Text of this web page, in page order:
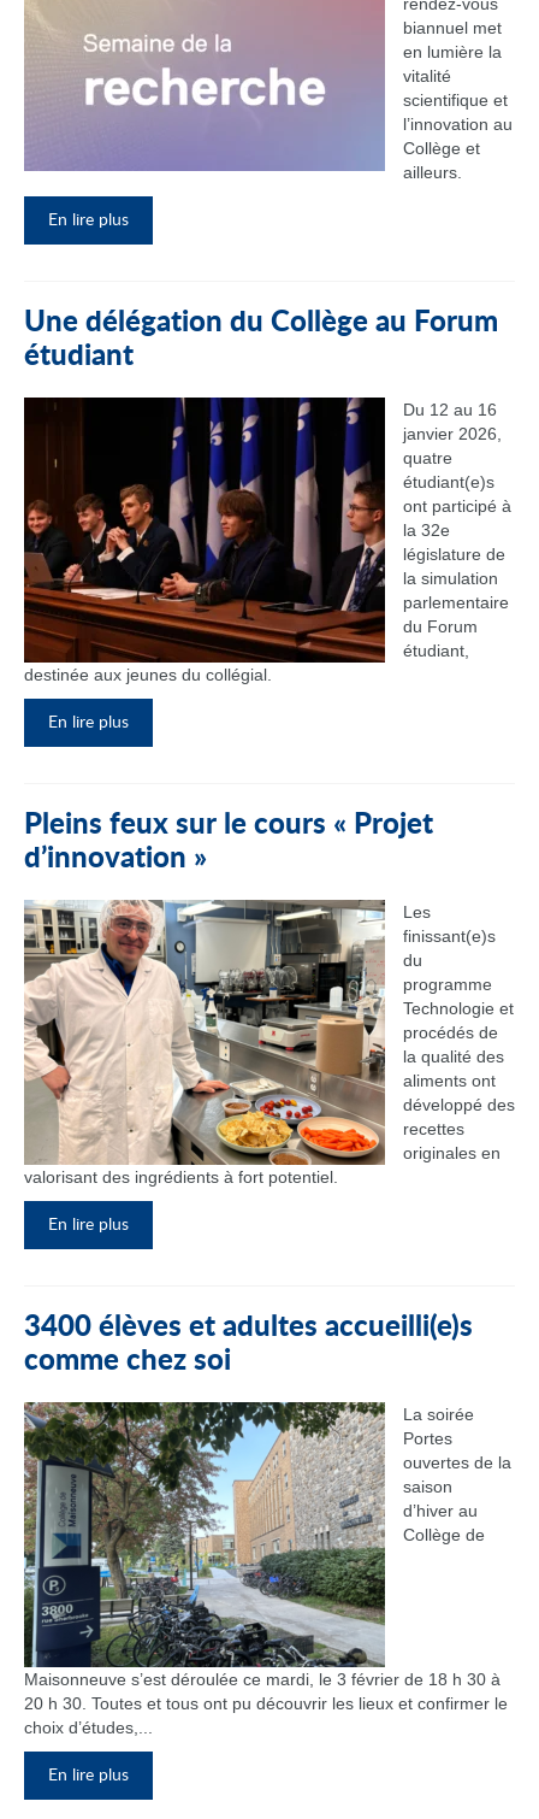
biannuel met
en lumière la
vitalité
scientifique et
l’innovation au
Collège et
ailleurs.
En lire plus
Une délégation du Collège au Forum
étudiant
Du 12 au 16
janvier 2026,
quatre
étudiant(e)s
ont participé à
la 32e
législature de
la simulation
parlementaire
du Forum
étudiant,
destinée aux jeunes du collégial.
En lire plus
Pleins feux sur le cours « Projet
d’innovation »
Les
finissant(e)s
du
programme
Technologie et
procédés de
la qualité des
aliments ont
développé des
recettes
originales en
valorisant des ingrédients à fort potentiel.
En lire plus
3400 élèves et adultes accueilli(e)s
comme chez soi
La soirée
Portes
ouvertes de la
saison
d’hiver au
Collège de
Maisonneuve s’est déroulée ce mardi, le 3 février de 18 h 30 à
20 h 30. Toutes et tous ont pu découvrir les lieux et confirmer le
choix d’études,...
En lire plus